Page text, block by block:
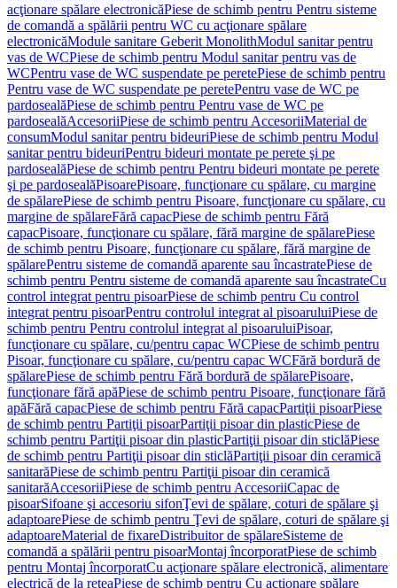
acţionare spălare electronicăPiese de schimb pentru Pentru sisteme
de comandă a spălării pentru WC cu acţionare spălare
electronicăModule sanitare Geberit MonolithModul sanitar pentru
vas de WCPiese de schimb pentru Modul sanitar pentru vas de
WCPentru vase de WC suspendate pe peretePiese de schimb pentru
Pentru vase de WC suspendate pe peretePentru vase de WC pe
pardosealăPiese de schimb pentru Pentru vase de WC pe
pardosealăAccesoriiPiese de schimb pentru AccesoriiMaterial de
consumModul sanitar pentru bideuriPiese de schimb pentru Modul
sanitar pentru bideuriPentru bideuri montate pe perete şi pe
pardosealăPiese de schimb pentru Pentru bideuri montate pe perete
şi pe pardosealăPisoarePisoare, funcţionare cu spălare, cu margine
de spălarePiese de schimb pentru Pisoare, funcţionare cu spălare, cu
margine de spălareFără capacPiese de schimb pentru Fără
capacPisoare, funcţionare cu spălare, fără margine de spălarePiese
de schimb pentru Pisoare, funcţionare cu spălare, fără margine de
spălarePentru sisteme de comandă aparente sau încastratePiese de
schimb pentru Pentru sisteme de comandă aparente sau încastrateCu
control integrat pentru pisoarPiese de schimb pentru Cu control
integrat pentru pisoarPentru controlul integrat al pisoaruluiPiese de
schimb pentru Pentru controlul integrat al pisoaruluiPisoar,
funcţionare cu spălare, cu/pentru capac WCPiese de schimb pentru
Pisoar, funcţionare cu spălare, cu/pentru capac WCFără bordură de
spălarePiese de schimb pentru Fără bordură de spălarePisoare,
funcţionare fără apăPiese de schimb pentru Pisoare, funcţionare fără
apăFără capacPiese de schimb pentru Fără capacPartiţii pisoarPiese
de schimb pentru Partiţii pisoarPartiţii pisoar din plasticPiese de
schimb pentru Partiţii pisoar din plasticPartiţii pisoar din sticlăPiese
de schimb pentru Partiţii pisoar din sticlăPartiţii pisoar din ceramică
sanitarăPiese de schimb pentru Partiţii pisoar din ceramică
sanitarăAccesoriiPiese de schimb pentru AccesoriiCapac de
pisoarSifoane şi accesoriu sifonŢevi de spălare, coturi de spălare şi
adaptoarePiese de schimb pentru Ţevi de spălare, coturi de spălare şi
adaptoareMaterial de fixareDistribuitor de spălareSisteme de
comandă a spălării pentru pisoarMontaj încorporatPiese de schimb
pentru Montaj încorporatCu acţionare spălare electronică, alimentare
electrică de la reţeaPiese de schimb pentru Cu acţionare spălare